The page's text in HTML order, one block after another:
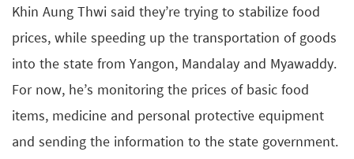
Khin Aung Thwi said they’re trying to stabilize food
prices, while speeding up the transportation of goods
into the state from Yangon, Mandalay and Myawaddy.
For now, he’s monitoring the prices of basic food
items, medicine and personal protective equipment
and sending the information to the state government.